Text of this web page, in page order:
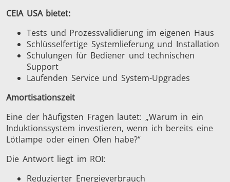
Medizin und
Pharma
Metallwerkzeuge
CEIA USA bietet:
Tests und Prozessvalidierung im eigenen Haus
Schlüsselfertige Systemlieferung und Installation
Schulungen für Bediener und technischen
Support
Laufenden Service und System-Upgrades
Amortisationszeit
Eine der häufigsten Fragen lautet: „Warum in ein
Induktionssystem investieren, wenn ich bereits eine
Lötlampe oder einen Ofen habe?“
Die Antwort liegt im ROI:
Reduzierter Energieverbrauch